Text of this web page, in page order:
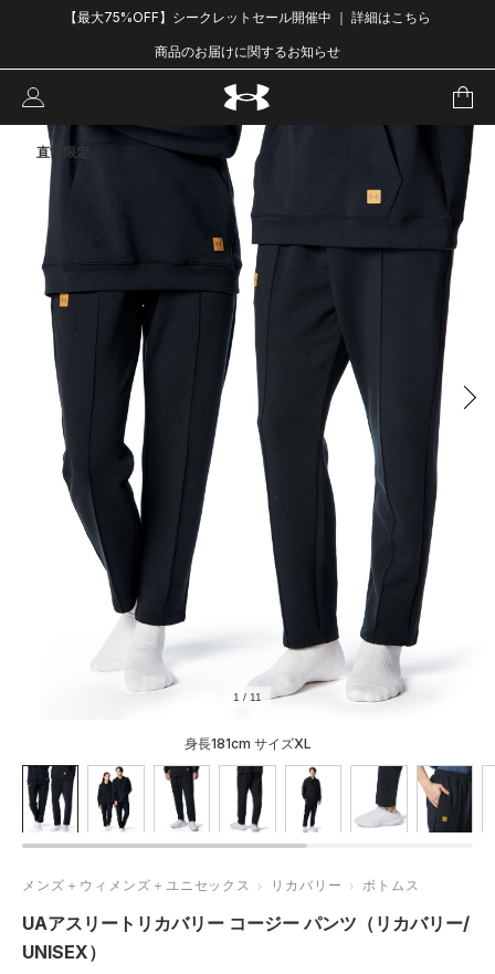
【最大75%OFF】シークレットセール開催中 ｜ 詳細はこちら
商品のお届けに関するお知らせ
直営限定
1 / 11
身長181cm サイズXL
メンズ＋ウィメンズ＋ユニセックス リカバリー ボトムス
UAアスリートリカバリー コージー パンツ（リカバリー/
UNISEX）